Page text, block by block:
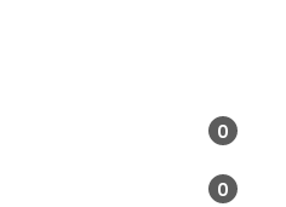
0
0